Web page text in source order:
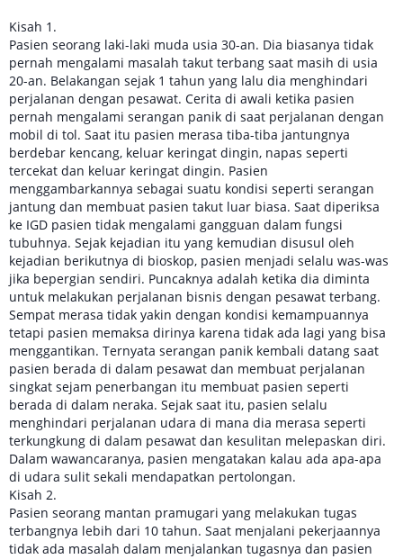
Kisah 1.
Pasien seorang laki-laki muda usia 30-an. Dia biasanya tidak
pernah mengalami masalah takut terbang saat masih di usia
20-an. Belakangan sejak 1 tahun yang lalu dia menghindari
perjalanan dengan pesawat. Cerita di awali ketika pasien
pernah mengalami serangan panik di saat perjalanan dengan
mobil di tol. Saat itu pasien merasa tiba-tiba jantungnya
berdebar kencang, keluar keringat dingin, napas seperti
tercekat dan keluar keringat dingin. Pasien
menggambarkannya sebagai suatu kondisi seperti serangan
jantung dan membuat pasien takut luar biasa. Saat diperiksa
ke IGD pasien tidak mengalami gangguan dalam fungsi
tubuhnya. Sejak kejadian itu yang kemudian disusul oleh
kejadian berikutnya di bioskop, pasien menjadi selalu was-was
jika bepergian sendiri. Puncaknya adalah ketika dia diminta
untuk melakukan perjalanan bisnis dengan pesawat terbang.
Sempat merasa tidak yakin dengan kondisi kemampuannya
tetapi pasien memaksa dirinya karena tidak ada lagi yang bisa
menggantikan. Ternyata serangan panik kembali datang saat
pasien berada di dalam pesawat dan membuat perjalanan
singkat sejam penerbangan itu membuat pasien seperti
berada di dalam neraka. Sejak saat itu, pasien selalu
menghindari perjalanan udara di mana dia merasa seperti
terkungkung di dalam pesawat dan kesulitan melepaskan diri.
Dalam wawancaranya, pasien mengatakan kalau ada apa-apa
di udara sulit sekali mendapatkan pertolongan.
Kisah 2.
Pasien seorang mantan pramugari yang melakukan tugas
terbangnya lebih dari 10 tahun. Saat menjalani pekerjaannya
tidak ada masalah dalam menjalankan tugasnya dan pasien